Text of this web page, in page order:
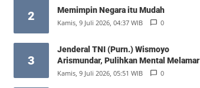
2 Memimpin Negara itu Mudah
Kamis, 9 Juli 2026, 04:37 WIB 0
3
Jenderal TNI (Purn.) Wismoyo
Arismundar, Pulihkan Mental Melamar
Kamis, 9 Juli 2026, 05:51 WIB 0